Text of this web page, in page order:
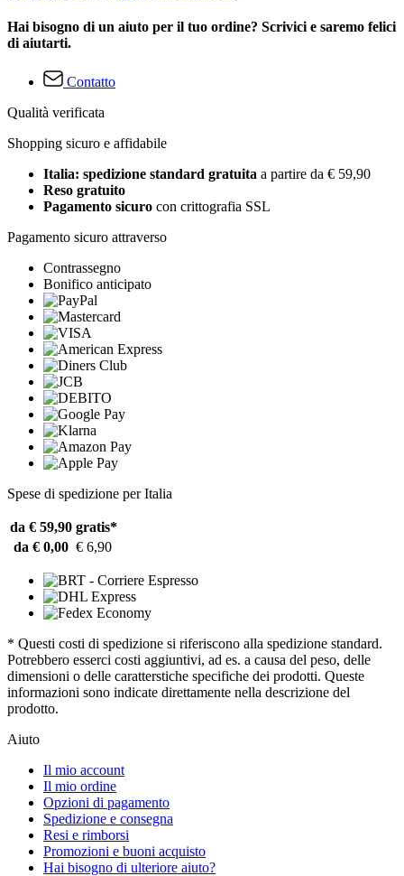
Hai bisogno di un aiuto per il tuo ordine? Scrivici e saremo felici
di aiutarti.
Contatto
Qualità verificata
Shopping sicuro e affidabile
Italia: spedizione standard gratuita a partire da € 59,90
Reso gratuito
Pagamento sicuro con crittografia SSL
Pagamento sicuro attraverso
Contrassegno
Bonifico anticipato
Spese di spedizione per Italia
da € 59,90 gratis*
da € 0,00 € 6,90
* Questi costi di spedizione si riferiscono alla spedizione standard.
Potrebbero esserci costi aggiuntivi, ad es. a causa del peso, delle
dimensioni o delle caratterstiche specifiche dei prodotti. Queste
informazioni sono indicate direttamente nella descrizione del
prodotto.
Aiuto
Il mio account
Il mio ordine
Opzioni di pagamento
Spedizione e consegna
Resi e rimborsi
Promozioni e buoni acquisto
Hai bisogno di ulteriore aiuto?